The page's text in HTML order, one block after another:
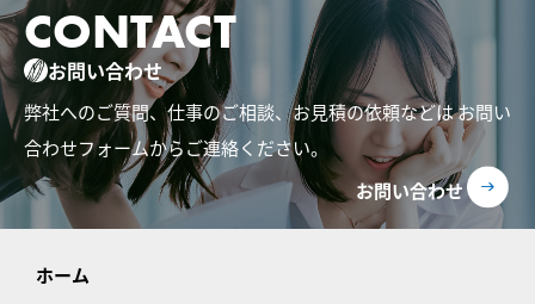
CONTACT
お問い合わせ
弊社へのご質問、仕事のご相談、お見積の依頼などはお問い
合わせフォームからご連絡ください。
お問い合わせ
ホーム